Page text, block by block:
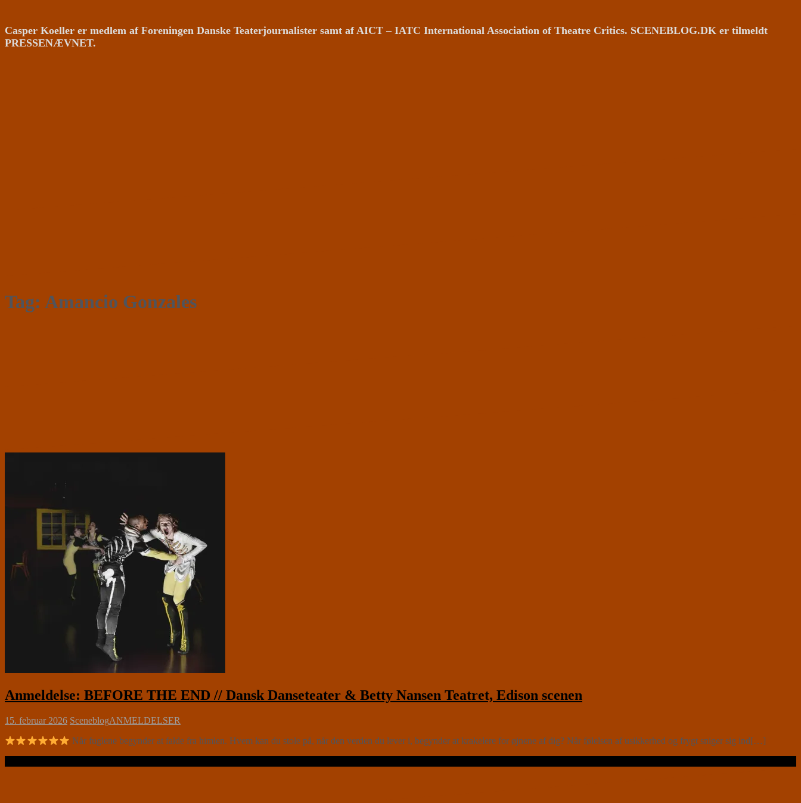
Casper Koeller er medlem af Foreningen Danske Teaterjournalister samt af AICT – IATC International Association of Theatre Critics. SCENEBLOG.DK er tilmeldt
PRESSENÆVNET.
Tag: Amancio Gonzales
Anmeldelse: BEFORE THE END // Dansk Danseteater & Betty Nansen Teatret, Edison scenen
15. februar 2026 SceneblogANMELDELSER
Når fuglene begynder at falde fra himlen. Hvem kan du stole på, når den verden du lever i, begynder at krakelere for øjnene af dig? Når følelsen af usikkerhed og frygt sniger sig ind[…]